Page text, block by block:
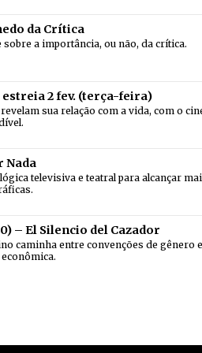
da Crítica
a importância, ou não, da crítica.
2 fev. (terça-feira)
sua relação com a vida, com o
Nada
televisiva e teatral para alcançar
– El Silencio del Cazador
caminha entre convenções de gênero e